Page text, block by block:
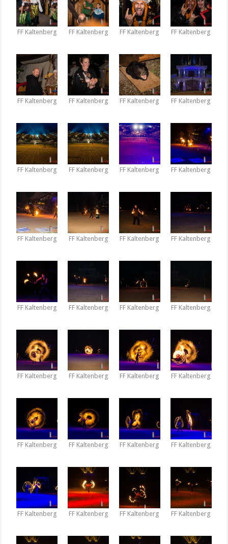
FF Kaltenberg FF Kaltenberg FF Kaltenberg FF Kaltenberg
FF Kaltenberg FF Kaltenberg FF Kaltenberg FF Kaltenberg
FF Kaltenberg FF Kaltenberg FF Kaltenberg FF Kaltenberg
FF Kaltenberg FF Kaltenberg FF Kaltenberg FF Kaltenberg
FF Kaltenberg FF Kaltenberg FF Kaltenberg FF Kaltenberg
FF Kaltenberg FF Kaltenberg FF Kaltenberg FF Kaltenberg
FF Kaltenberg FF Kaltenberg FF Kaltenberg FF Kaltenberg
FF Kaltenberg FF Kaltenberg FF Kaltenberg FF Kaltenberg